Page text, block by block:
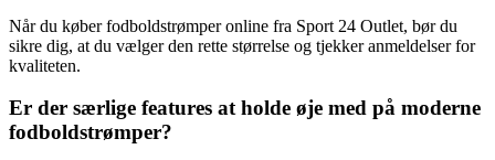
Når du køber fodboldstrømper online fra Sport 24 Outlet, bør du
sikre dig, at du vælger den rette størrelse og tjekker anmeldelser for
kvaliteten.
Er der særlige features at holde øje med på moderne
fodboldstrømper?